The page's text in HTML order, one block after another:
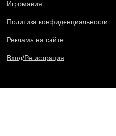
Игромания
Политика конфиденциальности
Реклама на сайте
Вход/Регистрация